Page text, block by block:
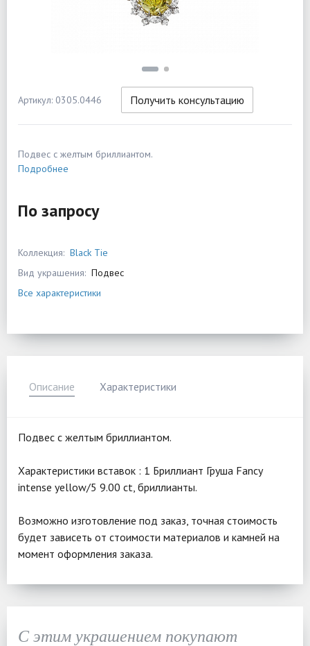
Артикул: 0305.0446 Получить консультацию
Подвес с желтым бриллиантом.
Подробнее
По запросу
Коллекция: Black Tie
Вид украшения: Подвес
Все характеристики
Описание Характеристики
Подвес с желтым бриллиантом.
Характеристики вставок : 1 Бриллиант Груша Fancy
intense yellow/5 9.00 ct, бриллианты.
Возможно изготовление под заказ, точная стоимость
будет зависеть от стоимости материалов и камней на
момент оформления заказа.
С этим украшением покупают